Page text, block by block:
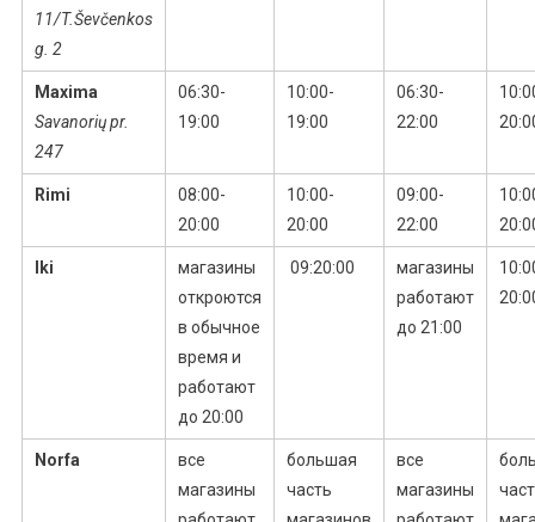
11/T.Ševčenkos
g. 2
Maxima
Savanorių pr.
247
06:30-
19:00
10:00-
19:00
06:30-
22:00
Rimi
08:00-
20:00
10:00-
20:00
09:00-
22:00
Iki
магазины
откроются
в обычное
время и
работают
до 20:00
09:20:00
магазины
работают
до 21:00
Norfa
все
магазины
большая
часть
все
магазины